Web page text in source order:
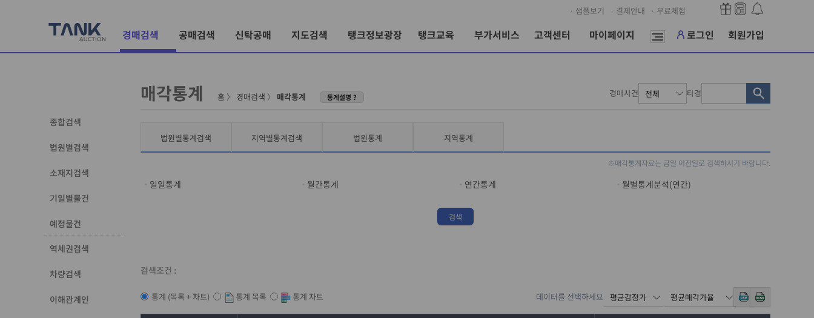
· 샘플보기 · 결제안내 · 무료체험
경매검색 공매검색 신탁공매 지도검색 탱크정보광장 탱크교육 부가서비스 고객센터 마이페이지 로그인 회원가입
종합검색
법원별검색
소재지검색
기일별물건
예정물건
역세권검색
차량검색
이해관계인
매각통계 홈 〉 경매검색 〉 매각통계 통계설명 ? 경매사건 타경
법원별통계검색 지역별통계검색 법원통계 지역통계
※매각통계자료는 금일 이전일로 검색하시기 바랍니다.
일일통계 월간통계 연간통계 월별통계분석(연간)
검색
검색조건 :
통계 (목록 + 차트) 통계 목록 통계 차트 데이터를 선택하세요